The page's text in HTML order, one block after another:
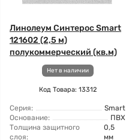
Линолеум Синтерос Smart
121602 (2,5 м)
полукоммерческий (кв.м)
Нет в наличии
Код Товара: 13312
Серия:
Smart
Основание:
ПВХ
Толщина защитного
слоя:
0,5
мм